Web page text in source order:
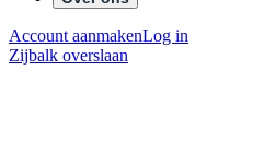
Account aanmakenLog in
Zijbalk overslaan